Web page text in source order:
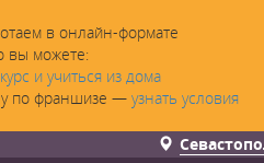
в онлайн-формате
вы можете:
и учиться из дома
по франшизе — узнать условия